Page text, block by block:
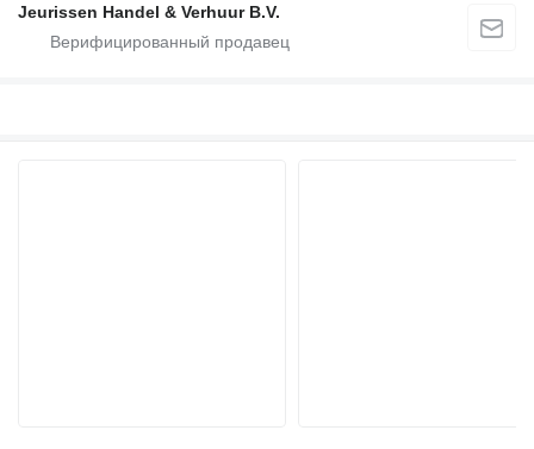
Jeurissen Handel & Verhuur B.V.